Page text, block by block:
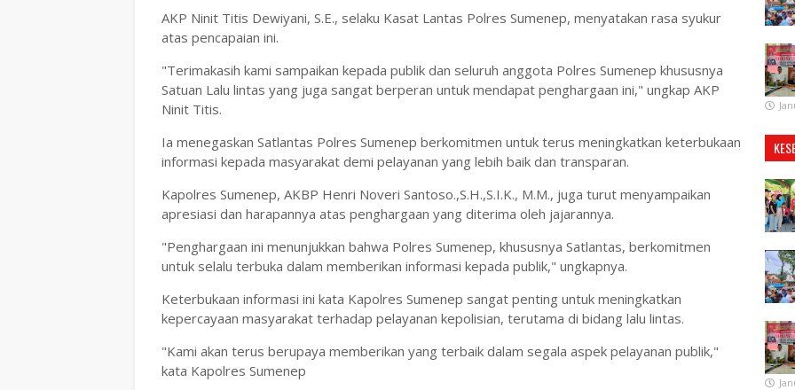
AKP Ninit Titis Dewiyani, S.E., selaku Kasat Lantas Polres Sumenep, menyatakan rasa syukur
atas pencapaian ini.
"Terimakasih kami sampaikan kepada publik dan seluruh anggota Polres Sumenep khususnya
Satuan Lalu lintas yang juga sangat berperan untuk mendapat penghargaan ini," ungkap AKP
Ninit Titis.
Ia menegaskan Satlantas Polres Sumenep berkomitmen untuk terus meningkatkan keterbukaan
informasi kepada masyarakat demi pelayanan yang lebih baik dan transparan.
Kapolres Sumenep, AKBP Henri Noveri Santoso.,S.H.,S.I.K., M.M., juga turut menyampaikan
apresiasi dan harapannya atas penghargaan yang diterima oleh jajarannya.
"Penghargaan ini menunjukkan bahwa Polres Sumenep, khususnya Satlantas, berkomitmen
untuk selalu terbuka dalam memberikan informasi kepada publik," ungkapnya.
Keterbukaan informasi ini kata Kapolres Sumenep sangat penting untuk meningkatkan
kepercayaan masyarakat terhadap pelayanan kepolisian, terutama di bidang lalu lintas.
"Kami akan terus berupaya memberikan yang terbaik dalam segala aspek pelayanan publik,"
kata Kapolres Sumenep